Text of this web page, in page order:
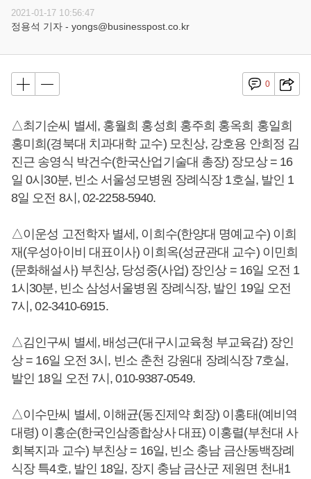
2021-01-17 10:56:47
정용석 기자 - yongs@businesspost.co.kr
0
△최기순씨 별세, 홍월희 홍성희 홍주희 홍옥희 홍일희
홍미희(경북대 치과대학 교수) 모친상, 강호용 안희정 김
진근 송영식 박건수(한국산업기술대 총장) 장모상 = 16
일 0시30분, 빈소 서울성모병원 장례식장 1호실, 발인 1
8일 오전 8시, 02-2258-5940.
△이운성 고전학자 별세, 이희수(한양대 명예교수) 이희
재(우성아이비 대표이사) 이희옥(성균관대 교수) 이민희
(문화해설사) 부친상, 당성중(사업) 장인상 = 16일 오전 1
1시30분, 빈소 삼성서울병원 장례식장, 발인 19일 오전
7시, 02-3410-6915.
△김인구씨 별세, 배성근(대구시교육청 부교육감) 장인
상 = 16일 오전 3시, 빈소 춘천 강원대 장례식장 7호실,
발인 18일 오전 7시, 010-9387-0549.
△이수만씨 별세, 이해균(동진제약 회장) 이홍태(예비역
대령) 이홍순(한국인삼종합상사 대표) 이홍렬(부천대 사
회복지과 교수) 부친상 = 16일, 빈소 충남 금산동백장례
식장 특4호, 발인 18일, 장지 충남 금산군 제원면 천내1